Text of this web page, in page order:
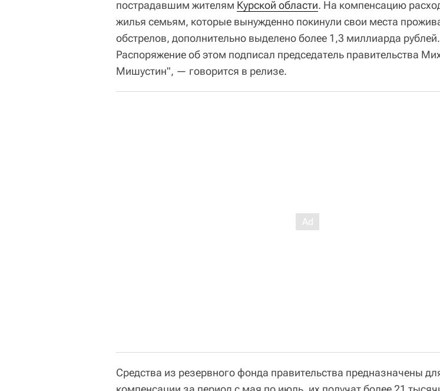
пострадавшим жителям Курской области. На компенсацию
жилья семьям, которые вынужденно покинули свои места
обстрелов, дополнительно выделено более 1,3 миллиарда рублей.
Распоряжение об этом подписал председатель правительства
Мишустин", — говорится в релизе.
Средства из резервного фонда правительства предназначены